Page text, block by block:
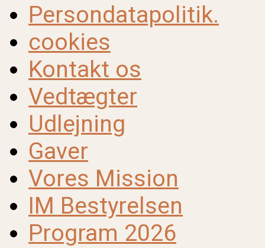
Persondatapolitik.
cookies
Kontakt os
Vedtægter
Udlejning
Gaver
Vores Mission
IM Bestyrelsen
Program 2026